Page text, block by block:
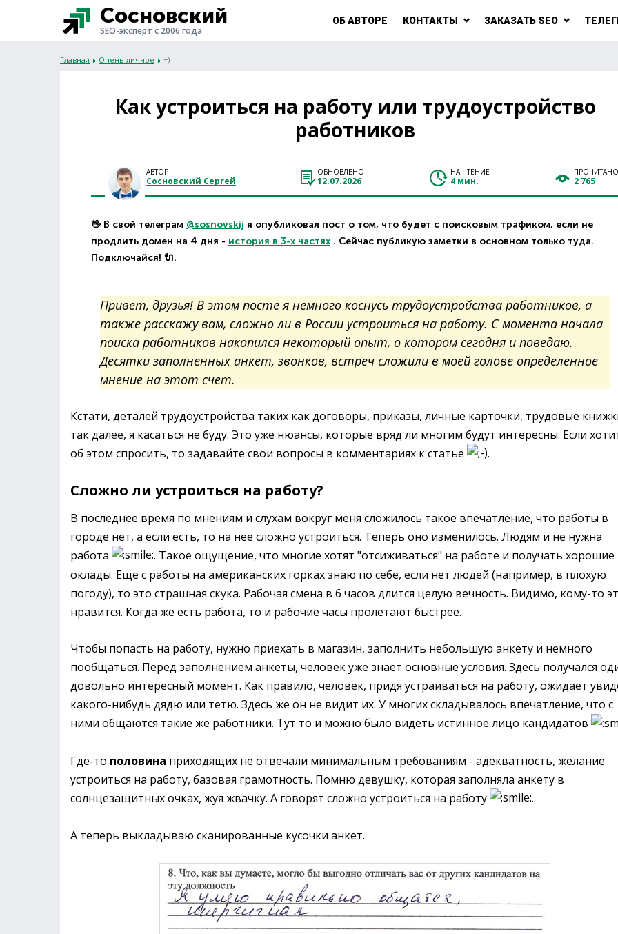
Сосновский
SEO-эксперт с 2006 года
ОБ АВТОРЕ КОНТАКТЫ ЗАКАЗАТЬ SEO
Главная Очень личное =)
Как устроиться на работу или трудоустройство
работников
АВТОР
Сосновский Сергей
ОБНОВЛЕНО
12.07.2026
НА ЧТЕНИЕ
4 мин.
ПРОЧИТАНО
2 765
🖖 В свой телеграм @sosnovskij я опубликовал пост о том, что будет с поисковым трафиком, если не
продлить домен на 4 дня - история в 3-х частях . Сейчас публикую заметки в основном только туда.
Подключайся! 🔌.
Привет, друзья! В этом посте я немного коснусь трудоустройства работников, а
также расскажу вам, сложно ли в России устроиться на работу. C момента начала
поиска работников накопился некоторый опыт, о котором сегодня и поведаю.
Десятки заполненных анкет, звонков, встреч сложили в моей голове определенное
мнение на этот счет.
Кстати, деталей трудоустройства таких как договоры, приказы, личные карточки, трудовые
так далее, я касаться не буду. Это уже нюансы, которые вряд ли многим будут интересны. Если
об этом спросить, то задавайте свои вопросы в комментариях к статье
.
Сложно ли устроиться на работу?
В последнее время по мнениям и слухам вокруг меня сложилось такое впечатление, что работы в
городе нет, а если есть, то на нее сложно устроиться. Теперь оно изменилось. Людям и не нужна
работа
. Такое ощущение, что многие хотят "отсиживаться" на работе и получать хорошие
оклады. Еще с работы на американских горках знаю по себе, если нет людей (например, в плохую
погоду), то это страшная скука. Рабочая смена в 6 часов длится целую вечность. Видимо, кому-то
нравится. Когда же есть работа, то и рабочие часы пролетают быстрее.
Чтобы попасть на работу, нужно приехать в магазин, заполнить небольшую анкету и немного
пообщаться. Перед заполнением анкеты, человек уже знает основные условия. Здесь получался
довольно интересный момент. Как правило, человек, придя устраиваться на работу, ожидает
какого-нибудь дядю или тетю. Здесь же он не видит их. У многих складывалось впечатление, что с
ними общаются такие же работники. Тут то и можно было видеть истинное лицо кандидатов
Где-то половина приходящих не отвечали минимальным требованиям - адекватность, желание
устроиться на работу, базовая грамотность. Помню девушку, которая заполняла анкету в
солнцезащитных очках, жуя жвачку. А говорят сложно устроиться на работу
.
А теперь выкладываю сканированные кусочки анкет.